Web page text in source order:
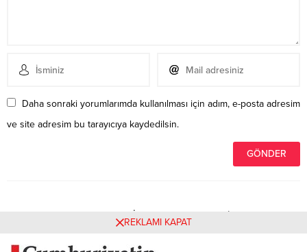
Daha sonraki yorumlarımda kullanılması için adım, e-posta adresim
ve site adresim bu tarayıcıya kaydedilsin.
Henüz yorum yapılmamış. İlk yorumu yukarıdaki form
aracılığıyla siz yapabilirsiniz.REKLAMI KAPAT